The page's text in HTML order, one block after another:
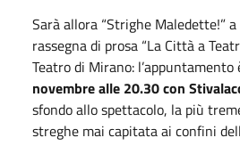
Sarà allora “Strighe Maledette!”
rassegna di prosa “La Città a
Teatro di Mirano: l’appuntamento
novembre alle 20.30 con
sfondo allo spettacolo, la più
streghe mai capitata ai confini